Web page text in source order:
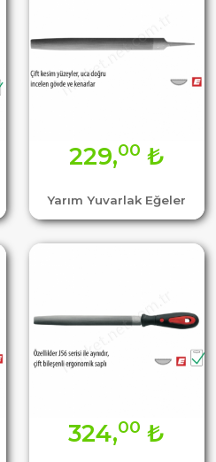
Yarım Yuvarlak Eğeler
229,00 ₺
324,00 ₺